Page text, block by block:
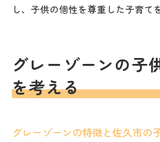
し、子供の個性を尊重した子育て
グレーゾーンの子
を考える
グレーゾーンの特徴と佐久市の